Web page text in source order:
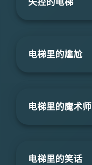
电梯里的尴尬
电梯里的魔术师
电梯里的笑话